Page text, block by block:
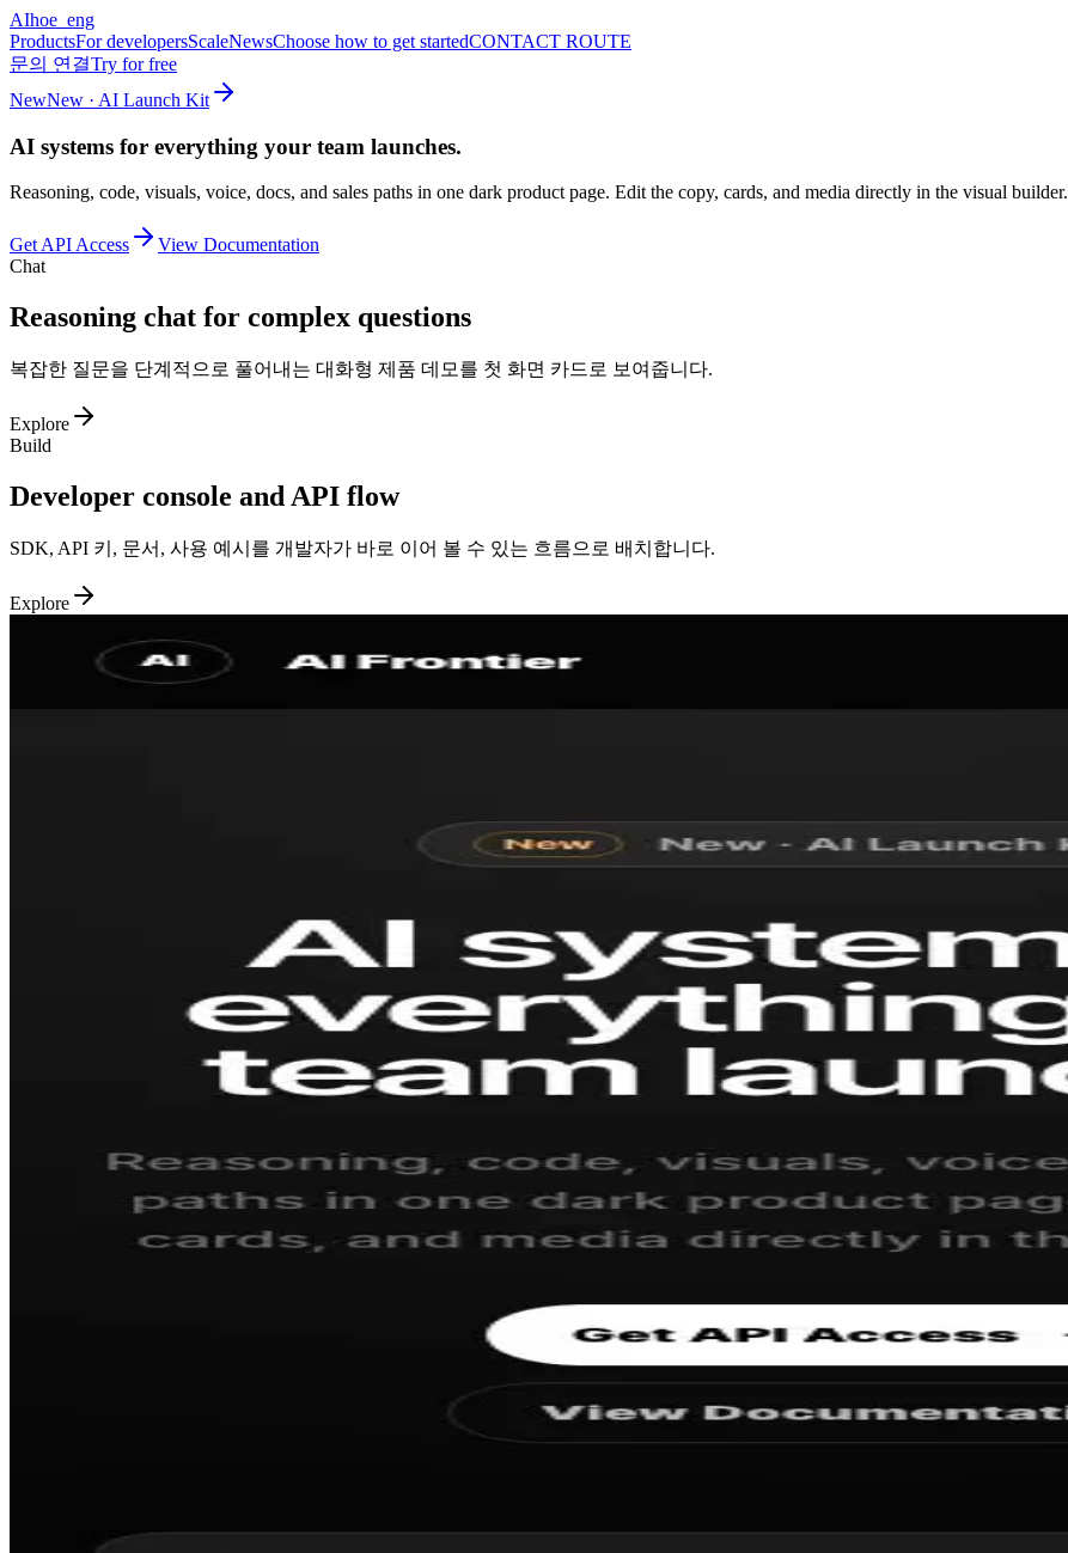
AIhoe_eng
ProductsFor developersScaleNewsChoose how to get startedCONTACT ROUTE
문의 연결Try for free
NewNew · AI Launch Kit
AI systems for everything your team launches.
Reasoning, code, visuals, voice, docs, and sales paths in one dark product page. Edit the copy, cards, and media directly in the visual builder.
Get API Access
View Documentation
Chat
Reasoning chat for complex questions
복잡한 질문을 단계적으로 풀어내는 대화형 제품 데모를 첫 화면 카드로 보여줍니다.
Explore
Build
Developer console and API flow
SDK, API 키, 문서, 사용 예시를 개발자가 바로 이어 볼 수 있는 흐름으로 배치합니다.
Explore